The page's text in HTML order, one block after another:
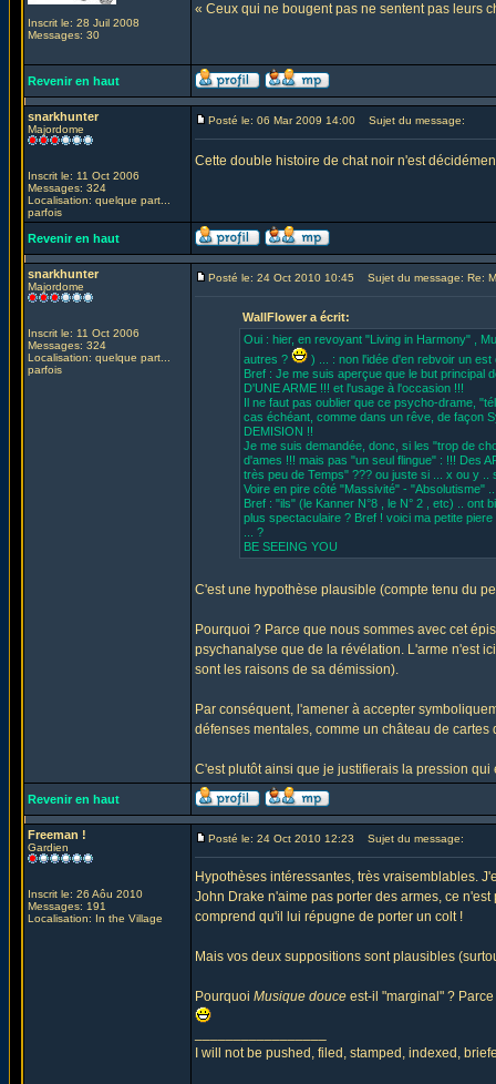
Inscrit le: 28 Juil 2008
Messages: 30
« Ceux qui ne bougent pas ne sentent pas leurs
Revenir en haut
snarkhunter
Majordome
Inscrit le: 11 Oct 2006
Messages: 324
Localisation: quelque part...
parfois
Posté le: 06 Mar 2009 14:00 Sujet du message:
Cette double histoire de chat noir n'est
Revenir en haut
snarkhunter
Majordome
Inscrit le: 11 Oct 2006
Messages: 324
Localisation: quelque part...
parfois
Posté le: 24 Oct 2010 10:45 Sujet du message: Re:
WallFlower a écrit:
Oui : hier, en revoyant "Living in Harmony" ,
autres ?
) ... : non l'idée d'en rebvoir un
Bref : Je me suis aperçue que le but principal
D'UNE ARME !!! et l'usage à l'occasion !!!
Il ne faut pas oublier que ce psycho-drame,
cas échéant, comme dans un rêve, de façon
DEMISION !!
Je me suis demandée, donc, si les "trop de
d'ames !!! mais pas "un seul flingue" : !!! Des
très peu de Temps" ??? ou juste si ... x ou y
Voire en pire côté "Massivité" - "Absolutisme"
Bref : "ils" (le Kanner N°8 , le N° 2 , etc) ..
plus spectaculaire ? Bref ! voici ma petite
... ?
BE SEEING YOU
C'est une hypothèse plausible (compte tenu du
Pourquoi ? Parce que nous sommes avec cet
psychanalyse que de la révélation. L'arme n'est
sont les raisons de sa démission).
Par conséquent, l'amener à accepter
défenses mentales, comme un château de
C'est plutôt ainsi que je justifierais la pression
Revenir en haut
Freeman !
Gardien
Inscrit le: 26 Aôu 2010
Messages: 191
Localisation: In the Village
Posté le: 24 Oct 2010 12:23 Sujet du message:
Hypothèses intéressantes, très vraisemblables.
John Drake n'aime pas porter des armes, ce
comprend qu'il lui répugne de porter un colt !
Mais vos deux suppositions sont plausibles
Pourquoi Musique douce est-il "marginal" ?
I will not be pushed, filed, stamped, indexed,